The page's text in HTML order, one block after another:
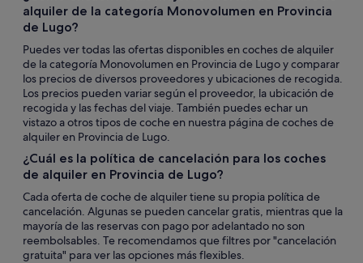
alquiler de la categoría Monovolumen en Provincia
de Lugo?
Puedes ver todas las ofertas disponibles en coches de alquiler
de la categoría Monovolumen en Provincia de Lugo y comparar
los precios de diversos proveedores y ubicaciones de recogida.
Los precios pueden variar según el proveedor, la ubicación de
recogida y las fechas del viaje. También puedes echar un
vistazo a otros tipos de coche en nuestra página de coches de
alquiler en Provincia de Lugo.
¿Cuál es la política de cancelación para los coches
de alquiler en Provincia de Lugo?
Cada oferta de coche de alquiler tiene su propia política de
cancelación. Algunas se pueden cancelar gratis, mientras que la
mayoría de las reservas con pago por adelantado no son
reembolsables. Te recomendamos que filtres por "cancelación
gratuita" para ver las opciones más flexibles.